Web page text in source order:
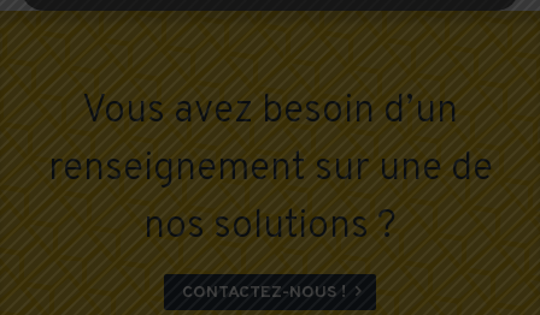
Vous avez besoin d’un
renseignement sur une de
nos solutions ?
CONTACTEZ-NOUS ! 